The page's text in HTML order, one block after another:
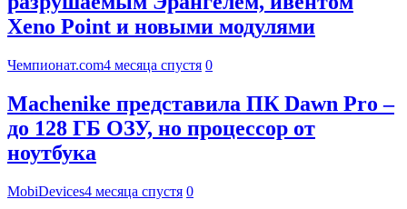
Xeno Point и новыми модулями
Чемпионат.com4 месяца спустя 0
Machenike представила ПК Dawn Pro –
до 128 ГБ ОЗУ, но процессор от
ноутбука
MobiDevices4 месяца спустя 0